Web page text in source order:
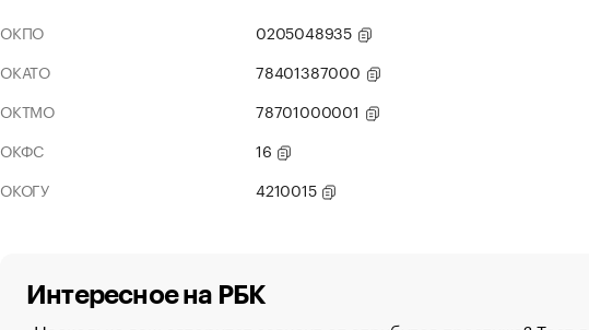
ОКПО
0205048935
ОКАТО
78401387000
ОКТМО
78701000001
ОКФС
16
ОКОГУ
4210015
Интересное на РБК